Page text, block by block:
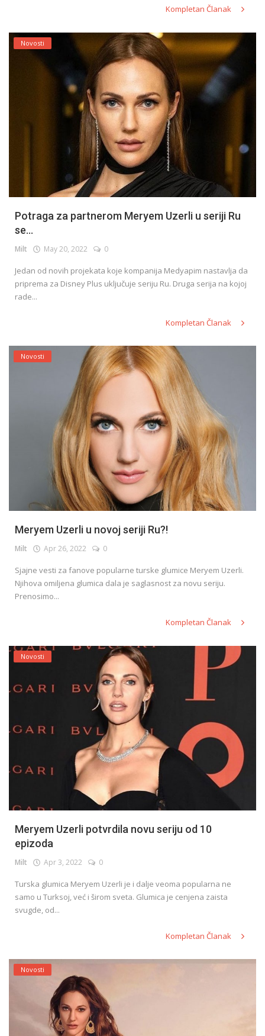
Kompletan Članak
Novosti
Potraga za partnerom Meryem Uzerli u seriji Ru
se...
Milt May 20, 2022 0
Jedan od novih projekata koje kompanija Medyapim nastavlja da
priprema za Disney Plus uključuje seriju Ru. Druga serija na kojoj
rade...
Kompletan Članak
Novosti
Meryem Uzerli u novoj seriji Ru?!
Milt Apr 26, 2022 0
Sjajne vesti za fanove popularne turske glumice Meryem Uzerli.
Njihova omiljena glumica dala je saglasnost za novu seriju.
Prenosimo...
Kompletan Članak
Novosti
Meryem Uzerli potvrdila novu seriju od 10
epizoda
Milt Apr 3, 2022 0
Turska glumica Meryem Uzerli je i dalje veoma popularna ne
samo u Turksoj, već i širom sveta. Glumica je cenjena zaista
svugde, od...
Kompletan Članak
Novosti